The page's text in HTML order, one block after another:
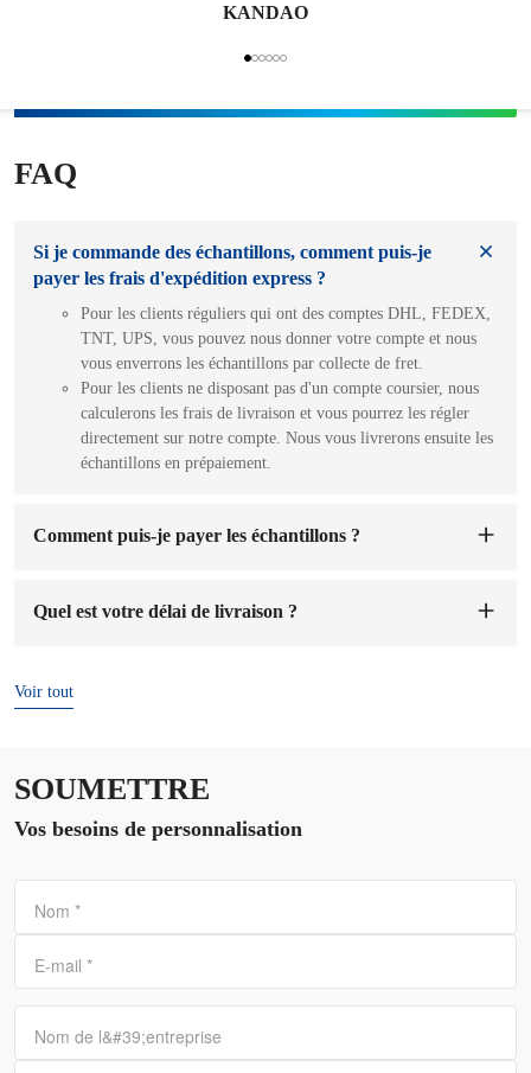
KANDAO
FAQ
Si je commande des échantillons, comment puis-je
payer les frais d'expédition express ?
Pour les clients réguliers qui ont des comptes DHL, FEDEX,
TNT, UPS, vous pouvez nous donner votre compte et nous
vous enverrons les échantillons par collecte de fret.
Pour les clients ne disposant pas d'un compte coursier, nous
calculerons les frais de livraison et vous pourrez les régler
directement sur notre compte. Nous vous livrerons ensuite les
échantillons en prépaiement.
Comment puis-je payer les échantillons ?
d'échantillons. Le délai de préparation est de 1 à 7 jours
Quel est votre délai de livraison ?
Voir tout
SOUMETTRE
Vos besoins de personnalisation
Nom *
E-mail *
Nom de l&#39;entreprise